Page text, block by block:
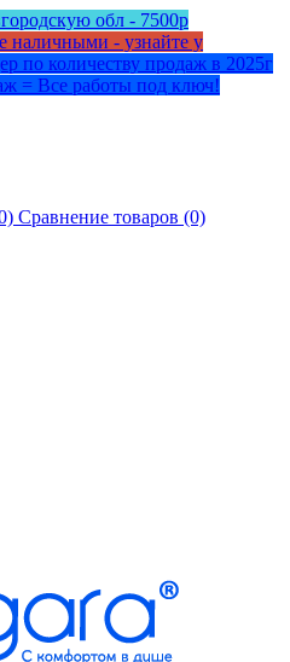
обл - 7500р
наличными - узнайте у
по количеству продаж в 2025г
= Все работы под ключ!
Сравнение товаров (0)